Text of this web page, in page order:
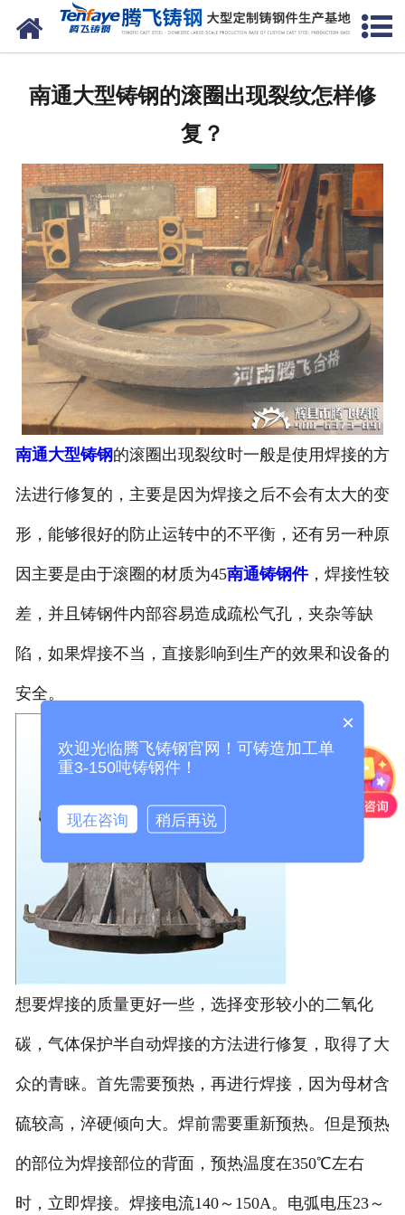
网站首页
新闻中心
客户案例
生产能力
联系我们
南通大型铸钢的滚圈出现裂纹怎样修
复？
南通大型铸钢的滚圈出现裂纹时一般是使用焊接的方
法进行修复的，主要是因为焊接之后不会有太大的变
形，能够很好的防止运转中的不平衡，还有另一种原
因主要是由于滚圈的材质为45南通铸钢件，焊接性较
差，并且铸钢件内部容易造成疏松气孔，夹杂等缺
陷，如果焊接不当，直接影响到生产的效果和设备的
安全。
想要焊接的质量更好一些，选择变形较小的二氧化
碳，气体保护半自动焊接的方法进行修复，取得了大
众的青睐。首先需要预热，再进行焊接，因为母材含
硫较高，淬硬倾向大。焊前需要重新预热。但是预热
的部位为焊接部位的背面，预热温度在350℃左右
时，立即焊接。焊接电流140～150A。电弧电压23～
×
欢迎光临腾飞铸钢官网！可铸造加工单
重3-150吨铸钢件！
现在咨询 稍后再说